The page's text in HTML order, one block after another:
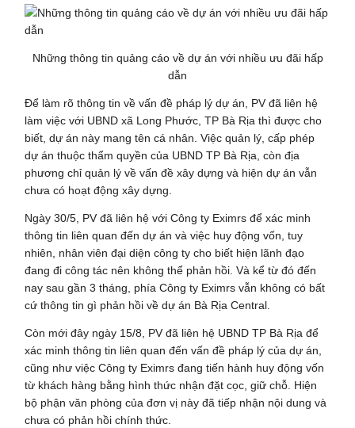
Những thông tin quảng cáo về dự án với nhiều ưu đãi hấp
dẫn
Để làm rõ thông tin về vấn đề pháp lý dự án, PV đã liên hệ
làm việc với UBND xã Long Phước, TP Bà Rịa thì được cho
biết, dự án này mang tên cá nhân. Việc quản lý, cấp phép
dự án thuộc thẩm quyền của UBND TP Bà Rịa, còn địa
phương chỉ quản lý về vấn đề xây dựng và hiện dự án vẫn
chưa có hoạt động xây dựng.
Ngày 30/5, PV đã liên hệ với Công ty Eximrs để xác minh
thông tin liên quan đến dự án và việc huy động vốn, tuy
nhiên, nhân viên đại diện công ty cho biết hiện lãnh đạo
đang đi công tác nên không thể phản hồi. Và kể từ đó đến
nay sau gần 3 tháng, phía Công ty Eximrs vẫn không có bất
cứ thông tin gì phản hồi về dự án Bà Rịa Central.
Còn mới đây ngày 15/8, PV đã liên hệ UBND TP Bà Rịa để
xác minh thông tin liên quan đến vấn đề pháp lý của dự án,
cũng như việc Công ty Eximrs đang tiến hành huy động vốn
từ khách hàng bằng hình thức nhận đặt cọc, giữ chỗ. Hiện
bộ phận văn phòng của đơn vị này đã tiếp nhận nội dung và
chưa có phản hồi chính thức.